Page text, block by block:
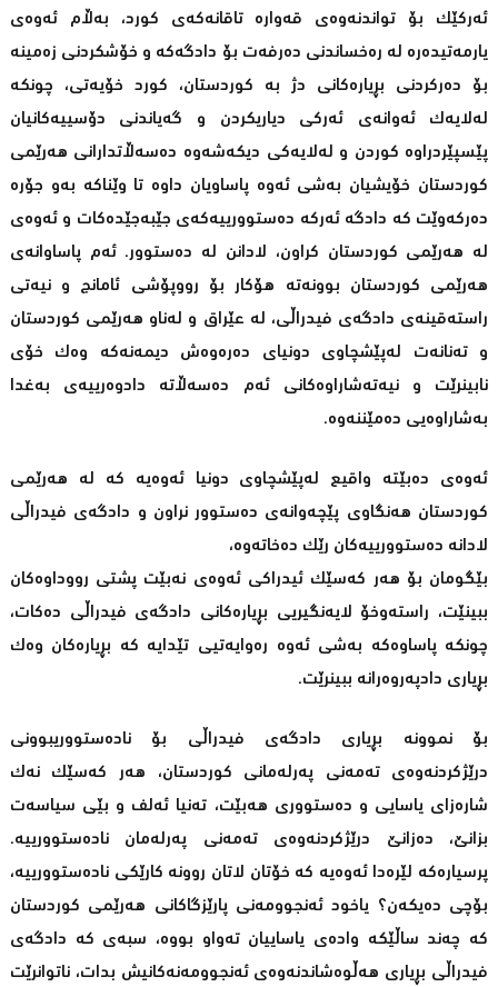
ئەرکێک بۆ تواندنەوەی قەوارە تاقانەکەی کورد، بەڵام ئەوەی
یارمەتیدەرە لە رەخساندنی دەرفەت بۆ دادگەکە و خۆشکردنی زەمینە
بۆ دەرکردنی بڕیارەکانی دژ بە کوردستان، کورد خۆیەتی، چونکە
لەلایەک ئەوانەی ئەرکی دیاریکردن و گەیاندنی دۆسییەکانیان
پێسپێردراوە کوردن و لەلایەکی دیکەشەوە دەسەڵاتدارانی هەرێمی
کوردستان خۆیشیان بەشی ئەوە پاساویان داوە تا وێناکە بەو جۆرە
دەرکەوێت کە دادگە ئەرکە دەستوورییەکەی جێبەجێدەکات و ئەوەی
لە هەرێمی کوردستان کراون، لادانن لە دەستوور. ئەم پاساوانەی
هەرێمی کوردستان بوونەتە هۆکار بۆ رووپۆشی ئامانج و نیەتی
راستەقینەی دادگەی فیدراڵی، لە عێراق و لەناو هەرێمی کوردستان
و تەنانەت لەپێشچاوی دونیای دەرەوەش دیمەنەکە وەک خۆی
نابینرێت و نیەتەشاراوەکانی ئەم دەسەڵاتە دادوەرییەی بەغدا
بەشاراوەیی دەمێننەوە.
ئەوەی دەبێتە واقیع لەپێشچاوی دونیا ئەوەیە کە لە هەرێمی
کوردستان هەنگاوی پێچەوانەی دەستوور نراون و دادگەی فیدراڵی
لادانە دەستوورییەکان رێک دەخاتەوە،
بێگومان بۆ هەر کەسێک ئیدراکی ئەوەی نەبێت پشتی رووداوەکان
ببینێت، راستەوخۆ لایەنگیریی بڕیارەکانی دادگەی فیدراڵی دەکات،
چونکە پاساوەکە بەشی ئەوە رەوایەتیی تێدایە کە بڕیارەکان وەک
بڕیاری دادپەروەرانە ببینرێت.
بۆ نموونە بڕیاری دادگەی فیدراڵی بۆ نادەستووریبوونی
درێژکردنەوەی تەمەنی پەرلەمانی کوردستان، هەر کەسێک نەک
شارەزای یاسایی و دەستووری هەبێت، تەنیا ئەلف و بێی سیاسەت
بزانێ، دەزانێ درێژکردنەوەی تەمەنی پەرلەمان نادەستوورییە.
پرسیارەکە لێرەدا ئەوەیە کە خۆتان لاتان روونە کارێکی نادەستوورییە،
بۆچی دەیکەن؟ یاخود ئەنجوومەنی پارێزگاکانی هەرێمی کوردستان
کە چەند ساڵێکە وادەی یاساییان تەواو بووە، سبەی کە دادگەی
فیدراڵی بڕیاری هەڵوەشاندنەوەی ئەنجوومەنەکانیش بدات، ناتوانرێت